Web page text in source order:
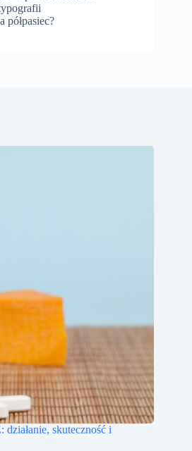
półpasiec?
skuteczność i